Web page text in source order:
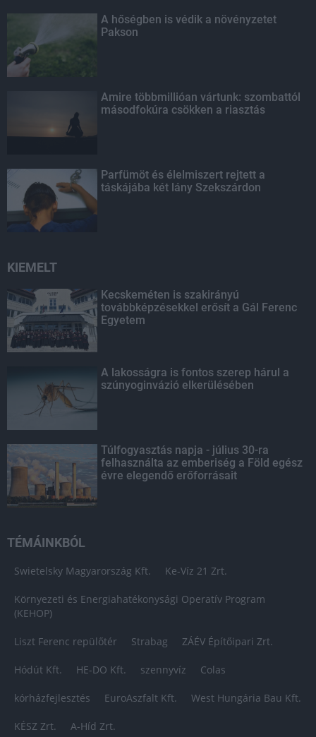
A hőségben is védik a növényzetet
Pakson
Amire többmillióan vártunk: szombattól
másodfokúra csökken a riasztás
Parfümöt és élelmiszert rejtett a
táskájába két lány Szekszárdon
KIEMELT
Kecskeméten is szakirányú
továbbképzésekkel erősít a Gál Ferenc
Egyetem
A lakosságra is fontos szerep hárul a
szúnyoginvázió elkerülésében
Túlfogyasztás napja - július 30-ra
felhasználta az emberiség a Föld egész
évre elegendő erőforrásait
TÉMÁINKBÓL
Swietelsky Magyarország Kft. Ke-Víz 21 Zrt.
Környezeti és Energiahatékonysági Operatív Program
(KEHOP)
Liszt Ferenc repülőtér Strabag ZÁÉV Építőipari Zrt.
Hódút Kft. HE-DO Kft. szennyvíz Colas
kórházfejlesztés EuroAszfalt Kft. West Hungária Bau Kft.
KÉSZ Zrt. A-Híd Zrt.